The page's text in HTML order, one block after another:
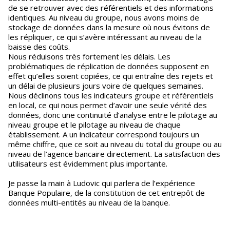
de se retrouver avec des référentiels et des informations
identiques. Au niveau du groupe, nous avons moins de
stockage de données dans la mesure où nous évitons de
les répliquer, ce qui s’avère intéressant au niveau de la
baisse des coûts.
Nous réduisons très fortement les délais. Les
problématiques de réplication de données supposent en
effet qu’elles soient copiées, ce qui entraîne des rejets et
un délai de plusieurs jours voire de quelques semaines.
Nous déclinons tous les indicateurs groupe et référentiels
en local, ce qui nous permet d’avoir une seule vérité des
données, donc une continuité d’analyse entre le pilotage au
niveau groupe et le pilotage au niveau de chaque
établissement. A un indicateur correspond toujours un
même chiffre, que ce soit au niveau du total du groupe ou au
niveau de l’agence bancaire directement. La satisfaction des
utilisateurs est évidemment plus importante.
Je passe la main à Ludovic qui parlera de l’expérience
Banque Populaire, de la constitution de cet entrepôt de
données multi-entités au niveau de la banque.